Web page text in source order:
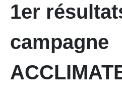
1er
campagne